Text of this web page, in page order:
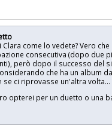
Clara come lo vedete? Vero
consecutiva (dopo due
però dopo il successo del
che ha un album
se ci riprovasse un'altra volta...
opterei per un duetto o una